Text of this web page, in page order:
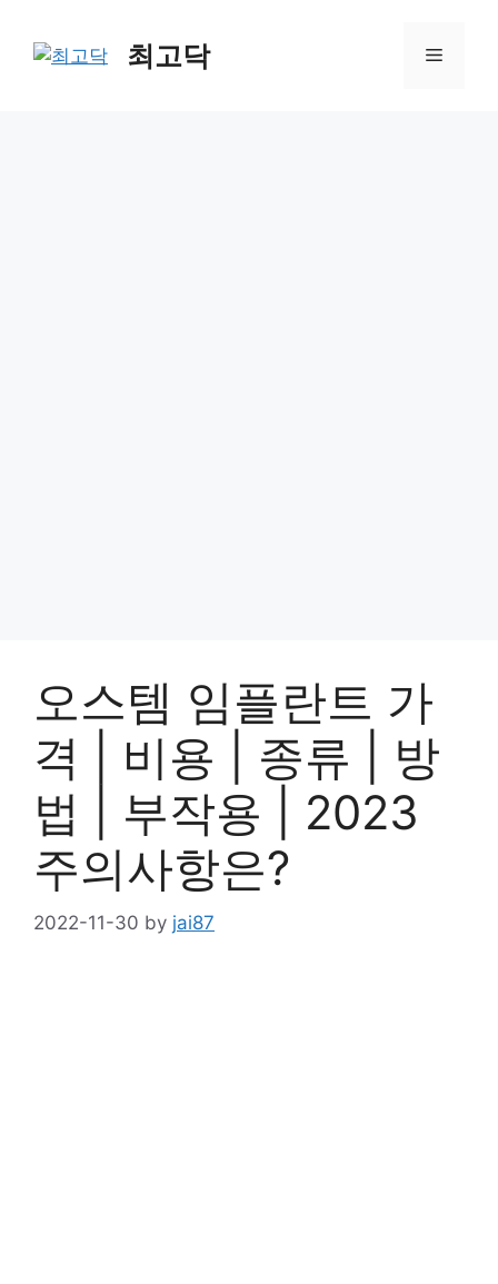
content
최고닥 Menu
오스템 임플란트 가
격 | 비용 | 종류 | 방
법 | 부작용 | 2023
주의사항은?
2022-11-30 by jai87